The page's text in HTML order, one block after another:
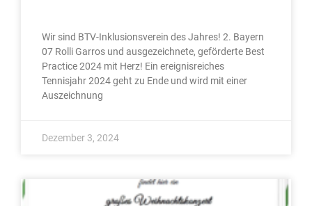
Wir sind BTV-Inklusionsverein des Jahres! 2. Bayern
07 Rolli Garros und ausgezeichnete, geförderte Best
Practice 2024 mit Herz! Ein ereignisreiches
Tennisjahr 2024 geht zu Ende und wird mit einer
Auszeichnung
Dezember 3, 2024